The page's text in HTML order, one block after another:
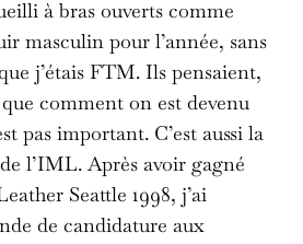
à bras ouverts comme
masculin pour l’année, sans
j’étais FTM. Ils pensaient,
comment on est devenu
pas important. C’est aussi la
l’IML. Après avoir gagné
Seattle 1998, j’ai
de candidature aux